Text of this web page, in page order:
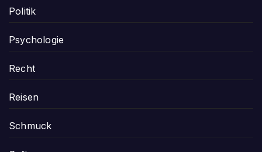
Politik
Psychologie
Recht
Reisen
Schmuck